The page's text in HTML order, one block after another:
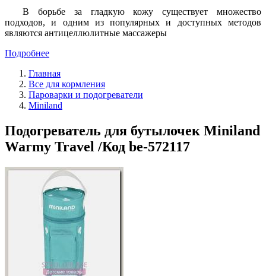
В борьбе за гладкую кожу существует множество
подходов, и одним из популярных и доступных методов
являются антицеллюлитные массажеры
Подробнее
Главная
Все для кормления
Пароварки и подогреватели
Miniland
Подогреватель для бутылочек Miniland
Warmy Travel /Код be-572117